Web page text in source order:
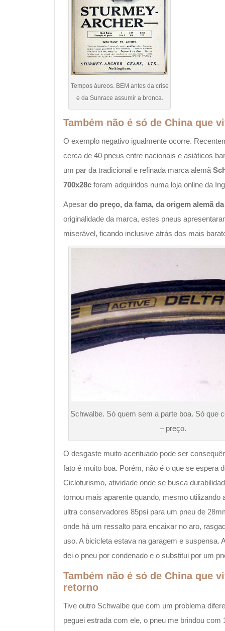
Tempos áureos. BEM antes da crise
e da Sunrace assumir a bronca.
Também não é só de China que
O exemplo negativo igualmente ocorre.
cerca de 40 pneus entre nacionais e asiáticos
um par da tradicional e refinada marca alemã
700x28c foram adquiridos numa loja online da
Apesar do preço, da fama, da origem alemã
originalidade da marca, estes pneus
miserável, ficando inclusive atrás dos mais
Schwalbe. Só quem sem a parte boa. Só que
– preço.
O desgaste muito acentuado pode ser
fato é muito boa. Porém, não é o que se espera
Cicloturismo, atividade onde se busca
tornou mais aparente quando, mesmo utilizando
ultra conservadores 85psi para um pneu de
onde há um ressalto para encaixar no aro,
uso. A bicicleta estava na garagem e suspensa.
dei o pneu por condenado e o substitui por um
Também não é só de China que
retorno
Tive outro Schwalbe que com um problema
peguei estrada com ele, o pneu me brindou